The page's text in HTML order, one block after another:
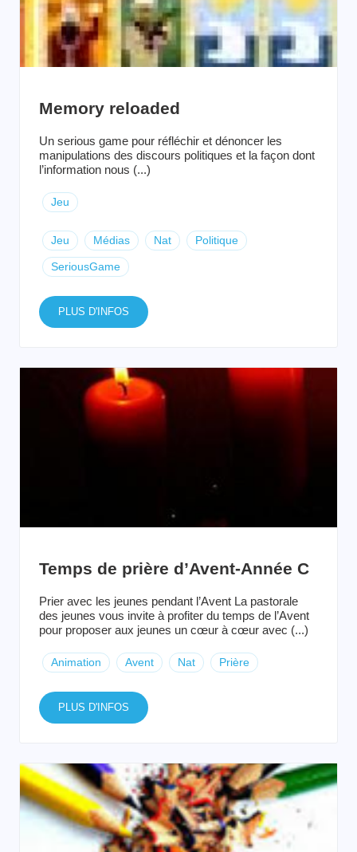
Memory reloaded
Un serious game pour réfléchir et dénoncer les
manipulations des discours politiques et la façon dont
l’information nous (...)
Jeu
Jeu Médias Nat Politique
SeriousGame
PLUS D'INFOS
Temps de prière d’Avent-Année C
Prier avec les jeunes pendant l’Avent La pastorale
des jeunes vous invite à profiter du temps de l’Avent
pour proposer aux jeunes un cœur à cœur avec (...)
Animation Avent Nat Prière
PLUS D'INFOS